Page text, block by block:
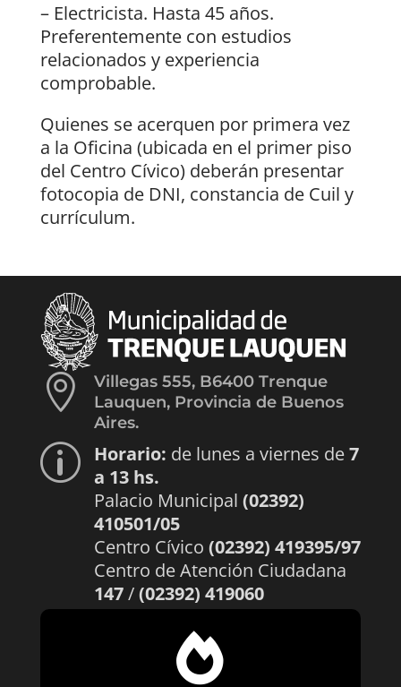
– Electricista. Hasta 45 años.
Preferentemente con estudios
relacionados y experiencia
comprobable.
Quienes se acerquen por primera vez
a la Oficina (ubicada en el primer piso
del Centro Cívico) deberán presentar
fotocopia de DNI, constancia de Cuil y
currículum.

Villegas 555, B6400 Trenque
Lauquen, Provincia de Buenos
Aires.
p Horario: de lunes a viernes de7
a 13 hs.
Palacio Municipal (02392)
410501/05
Centro Cívico (02392) 419395/97
Centro de Atención Ciudadana
147/(02392) 419060
